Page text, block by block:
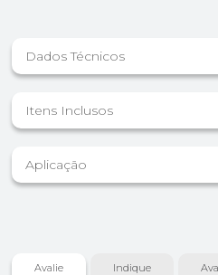
Dados Técnicos
Itens Inclusos
Aplicação
Avalie Indique